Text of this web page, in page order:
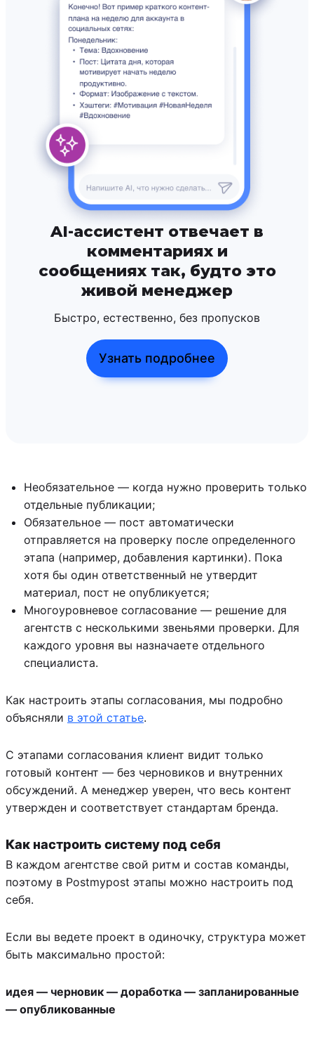
AI-ассистент отвечает в
комментариях и
сообщениях так, будто это
живой менеджер
Быстро, естественно, без пропусков
Узнать подробнее
Необязательное — когда нужно проверить только
отдельные публикации;
Обязательное — пост автоматически
отправляется на проверку после определенного
этапа (например, добавления картинки). Пока
хотя бы один ответственный не утвердит
материал, пост не опубликуется;
Многоуровневое согласование — решение для
агентств с несколькими звеньями проверки. Для
каждого уровня вы назначаете отдельного
специалиста.
Как настроить этапы согласования, мы подробно
объясняли в этой статье.
С этапами согласования клиент видит только
готовый контент — без черновиков и внутренних
обсуждений. А менеджер уверен, что весь контент
утвержден и соответствует стандартам бренда.
Как настроить систему под себя
В каждом агентстве свой ритм и состав команды,
поэтому в Postmypost этапы можно настроить под
себя.
Если вы ведете проект в одиночку, структура может
быть максимально простой:
идея — черновик — доработка — запланированные
— опубликованные